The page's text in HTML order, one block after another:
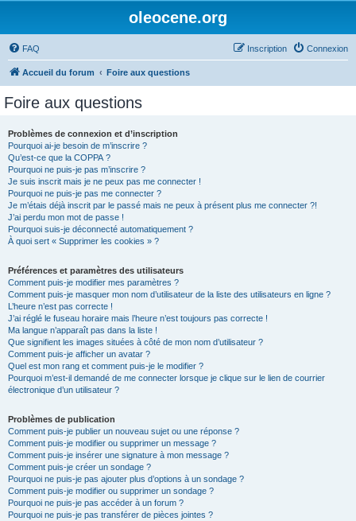
oleocene.org
FAQ Connexion
Inscription
Accueil du forum Foire aux questions
Foire aux questions
Problèmes de connexion et d’inscription
Pourquoi ai-je besoin de m’inscrire ?
Qu’est-ce que la COPPA ?
Pourquoi ne puis-je pas m’inscrire ?
Je suis inscrit mais je ne peux pas me connecter !
Pourquoi ne puis-je pas me connecter ?
Je m’étais déjà inscrit par le passé mais ne peux à présent plus me connecter ?!
J’ai perdu mon mot de passe !
Pourquoi suis-je déconnecté automatiquement ?
À quoi sert « Supprimer les cookies » ?
Préférences et paramètres des utilisateurs
Comment puis-je modifier mes paramètres ?
Comment puis-je masquer mon nom d’utilisateur de la liste des utilisateurs en ligne ?
L’heure n’est pas correcte !
J’ai réglé le fuseau horaire mais l’heure n’est toujours pas correcte !
Ma langue n’apparaît pas dans la liste !
Que signifient les images situées à côté de mon nom d’utilisateur ?
Comment puis-je afficher un avatar ?
Quel est mon rang et comment puis-je le modifier ?
Pourquoi m’est-il demandé de me connecter lorsque je clique sur le lien de courrier
électronique d’un utilisateur ?
Problèmes de publication
Comment puis-je publier un nouveau sujet ou une réponse ?
Comment puis-je modifier ou supprimer un message ?
Comment puis-je insérer une signature à mon message ?
Comment puis-je créer un sondage ?
Pourquoi ne puis-je pas ajouter plus d’options à un sondage ?
Comment puis-je modifier ou supprimer un sondage ?
Pourquoi ne puis-je pas accéder à un forum ?
Pourquoi ne puis-je pas transférer de pièces jointes ?